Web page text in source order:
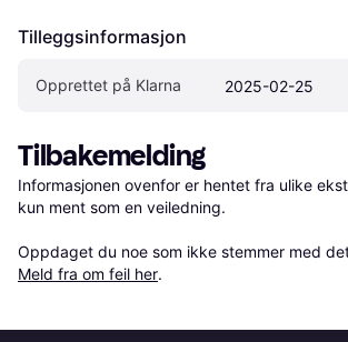
Tilleggsinformasjon
Opprettet på Klarna 2025-02-25
Tilbakemelding
Informasjonen ovenfor er hentet fra ulike
kun ment som en veiledning.
Oppdaget du noe som ikke stemmer med
Meld fra om feil her.